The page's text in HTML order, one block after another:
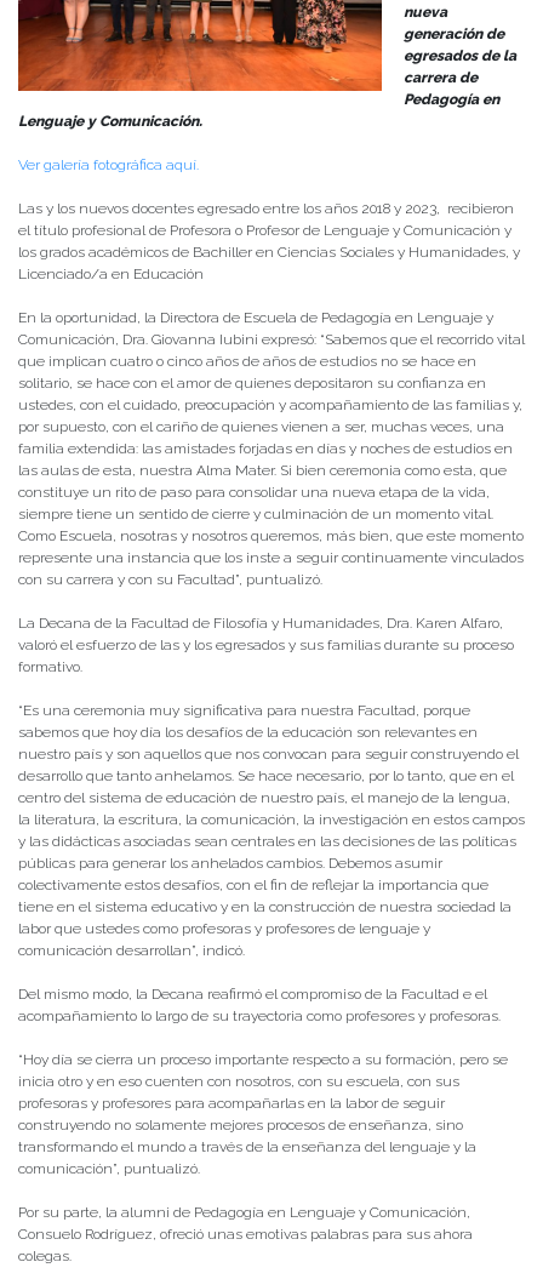
nueva
generación de
egresados de la
carrera de
Pedagogía en
Lenguaje y Comunicación.
Ver galería fotográfica aquí.
Las y los nuevos docentes egresado entre los años 2018 y 2023, recibieron
el título profesional de Profesora o Profesor de Lenguaje y Comunicación y
los grados académicos de Bachiller en Ciencias Sociales y Humanidades, y
Licenciado/a en Educación
En la oportunidad, la Directora de Escuela de Pedagogía en Lenguaje y
Comunicación, Dra. Giovanna Iubini expresó: “Sabemos que el recorrido vital
que implican cuatro o cinco años de años de estudios no se hace en
solitario, se hace con el amor de quienes depositaron su confianza en
ustedes, con el cuidado, preocupación y acompañamiento de las familias y,
por supuesto, con el cariño de quienes vienen a ser, muchas veces, una
familia extendida: las amistades forjadas en días y noches de estudios en
las aulas de esta, nuestra Alma Mater. Si bien ceremonia como esta, que
constituye un rito de paso para consolidar una nueva etapa de la vida,
siempre tiene un sentido de cierre y culminación de un momento vital.
Como Escuela, nosotras y nosotros queremos, más bien, que este momento
represente una instancia que los inste a seguir continuamente vinculados
con su carrera y con su Facultad”, puntualizó.
La Decana de la Facultad de Filosofía y Humanidades, Dra. Karen Alfaro,
valoró el esfuerzo de las y los egresados y sus familias durante su proceso
formativo.
“Es una ceremonia muy significativa para nuestra Facultad, porque
sabemos que hoy día los desafíos de la educación son relevantes en
nuestro país y son aquellos que nos convocan para seguir construyendo el
desarrollo que tanto anhelamos. Se hace necesario, por lo tanto, que en el
centro del sistema de educación de nuestro país, el manejo de la lengua,
la literatura, la escritura, la comunicación, la investigación en estos campos
y las didácticas asociadas sean centrales en las decisiones de las políticas
públicas para generar los anhelados cambios. Debemos asumir
colectivamente estos desafíos, con el fin de reflejar la importancia que
tiene en el sistema educativo y en la construcción de nuestra sociedad la
labor que ustedes como profesoras y profesores de lenguaje y
comunicación desarrollan”, indicó.
Del mismo modo, la Decana reafirmó el compromiso de la Facultad e el
acompañamiento lo largo de su trayectoria como profesores y profesoras.
“Hoy día se cierra un proceso importante respecto a su formación, pero se
inicia otro y en eso cuenten con nosotros, con su escuela, con sus
profesoras y profesores para acompañarlas en la labor de seguir
construyendo no solamente mejores procesos de enseñanza, sino
transformando el mundo a través de la enseñanza del lenguaje y la
comunicación”, puntualizó.
Por su parte, la alumni de Pedagogía en Lenguaje y Comunicación,
Consuelo Rodríguez, ofreció unas emotivas palabras para sus ahora
colegas.